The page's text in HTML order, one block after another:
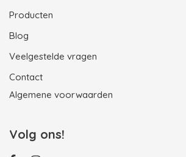
Producten
Blog
Veelgestelde vragen
Contact
Algemene voorwaarden
Volg ons!